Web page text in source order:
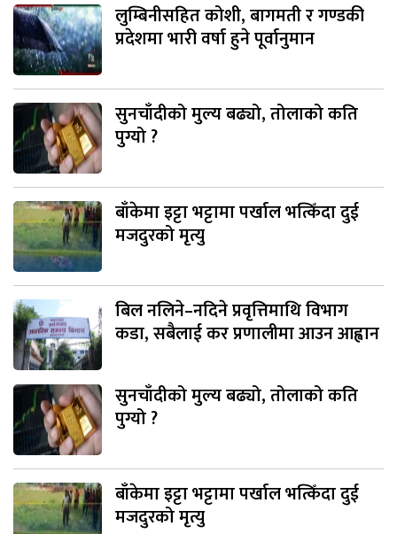
लुम्बिनीसहित कोशी, बागमती र गण्डकी
प्रदेशमा भारी वर्षा हुने पूर्वानुमान
सुनचाँदीको मुल्य बढ्यो, तोलाको कति
पुग्यो ?
बाँकेमा इट्टा भट्टामा पर्खाल भत्किँदा दुई
मजदुरको मृत्यु
बिल नलिने–नदिने प्रवृत्तिमाथि विभाग
कडा, सबैलाई कर प्रणालीमा आउन आह्वान
सुनचाँदीको मुल्य बढ्यो, तोलाको कति
पुग्यो ?
बाँकेमा इट्टा भट्टामा पर्खाल भत्किँदा दुई
मजदुरको मृत्यु